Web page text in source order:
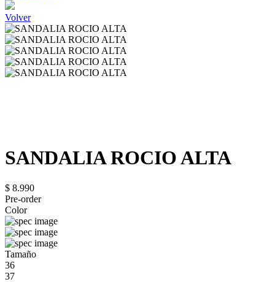
Volver
SANDALIA ROCIO ALTA
$ 8.990
Pre-order
Color
Tamaño
36
37